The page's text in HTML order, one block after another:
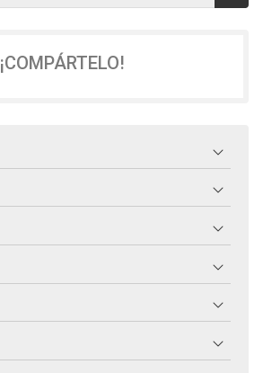
¡COMPÁRTELO!